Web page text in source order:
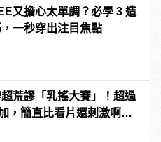
又擔心太單調？必學 3 造
一秒穿出注目焦點
超荒謬「乳搖大賽」！超過
，簡直比看片還刺激啊！ |